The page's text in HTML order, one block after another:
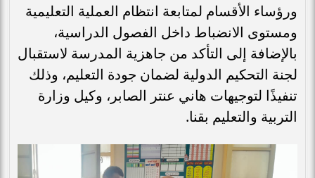
ورؤساء الأقسام لمتابعة انتظام العملية التعليمية
ومستوى الانضباط داخل الفصول الدراسية،
بالإضافة إلى التأكد من جاهزية المدرسة لاستقبال
لجنة التحكيم الدولية لضمان جودة التعليم، وذلك
تنفيذًا لتوجيهات هاني عنتر الصابر، وكيل وزارة
التربية والتعليم بقنا.